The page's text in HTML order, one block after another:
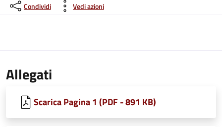
Condividi Vedi azioni
Allegati
Scarica Pagina 1 (PDF - 891 KB)